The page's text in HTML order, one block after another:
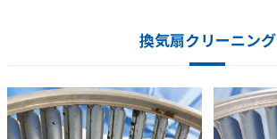
換気扇クリーニング